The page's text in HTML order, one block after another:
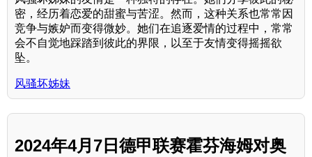
密，经历着恋爱的甜蜜与苦涩。然而，这种关系也常常因
竞争与嫉妒而变得微妙。她们在追逐爱情的过程中，常常
会不自觉地踩踏到彼此的界限，以至于友情变得摇摇欲
坠。
风骚坏姊妹
2024年4月7日德甲联赛霍芬海姆对奥